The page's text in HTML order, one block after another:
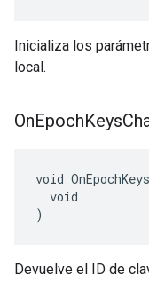
Inicializa los
local.
OnEpochKeys
void
  void
)
Devuelve el ID de